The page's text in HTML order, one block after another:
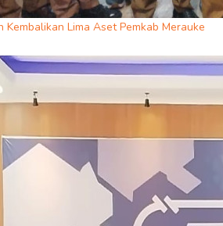
Kembalikan Lima Aset Pemkab Merauke